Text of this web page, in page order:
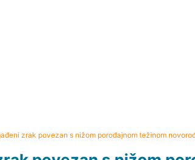
zrak povezan s nižom porođajnom težinom